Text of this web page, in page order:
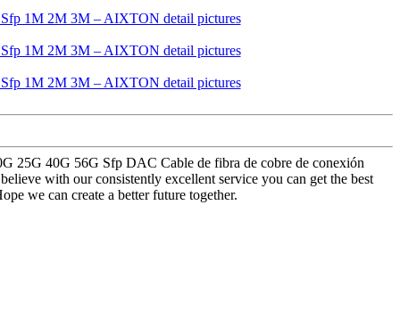
25G 40G 56G Sfp DAC Cable de fibra de cobre de conexión
with our consistently excellent service you can get the best
we can create a better future together.